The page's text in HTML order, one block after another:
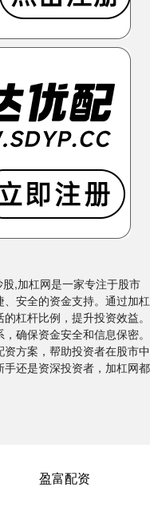
,加杠网是一家专注于股市
安全的资金支持。通过加杠
杠杆比例，提升投资效益。
确保资金安全和信息保密。
方案，帮助投资者在股市中
还是资深投资者，加杠网都
盈富配资